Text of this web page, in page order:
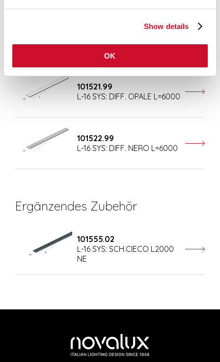
Show details
OK
Schirme
101521.99
L-16 SYS: DIFF. OPALE L=6000
101522.99
L-16 SYS: DIFF. NERO L=6000
Ergänzendes Zubehör
101555.02
L-16 SYS: SCH.CIECO L2000
NE